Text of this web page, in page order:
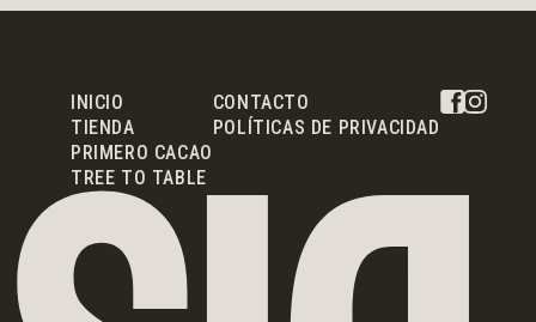
INICIO
TIENDA
PRIMERO CACAO
TREE TO TABLE
CONTACTO
POLÍTICAS DE PRIVACIDAD